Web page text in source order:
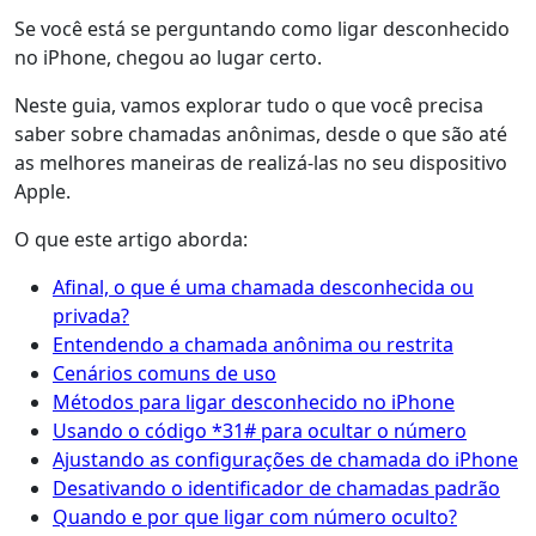
Se você está se perguntando como ligar desconhecido
no iPhone, chegou ao lugar certo.
Neste guia, vamos explorar tudo o que você precisa
saber sobre chamadas anônimas, desde o que são até
as melhores maneiras de realizá-las no seu dispositivo
Apple.
O que este artigo aborda:
Afinal, o que é uma chamada desconhecida ou
privada?
Entendendo a chamada anônima ou restrita
Cenários comuns de uso
Métodos para ligar desconhecido no iPhone
Usando o código *31# para ocultar o número
Ajustando as configurações de chamada do iPhone
Desativando o identificador de chamadas padrão
Quando e por que ligar com número oculto?